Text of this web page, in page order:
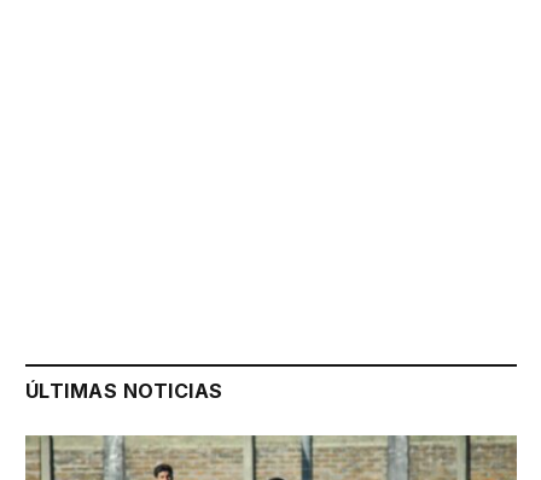
ÚLTIMAS NOTICIAS